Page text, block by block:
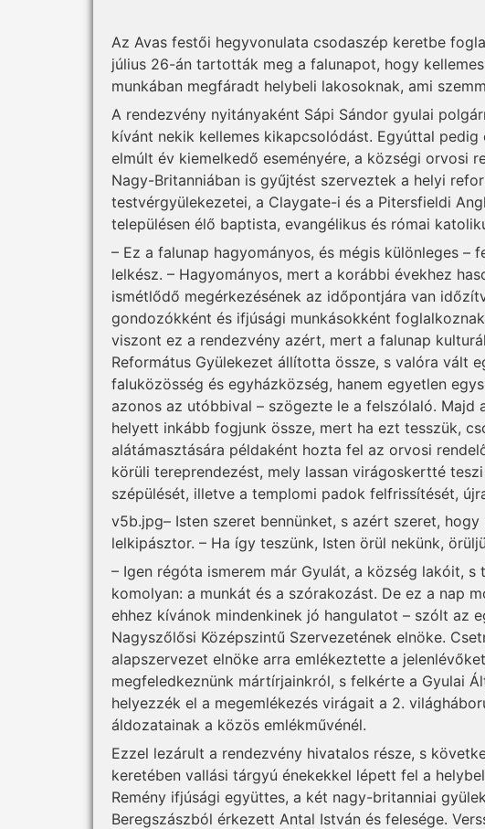
Az Avas festői hegyvonulata csodaszép keretbe
július 26-án tartották meg a falunapot, hogy
munkában megfáradt helybeli lakosoknak, ami
A rendezvény nyitányaként Sápi Sándor gyulai
kívánt nekik kellemes kikapcsolódást. Egyúttal
elmúlt év kiemelkedő eseményére, a községi orvosi
Nagy-Britanniában is gyűjtést szerveztek a helyi
testvérgyülekezetei, a Claygate-i és a Pitersfieldi
településen élő baptista, evangélikus és római
– Ez a falunap hagyományos, és mégis különleges
lelkész. – Hagyományos, mert a korábbi évekhez
ismétlődő megérkezésének az időpontjára van
gondozókként és ifjúsági munkásokként
viszont ez a rendezvény azért, mert a falunap
Református Gyülekezet állította össze, s valóra vált
faluközösség és egyházközség, hanem egyetlen
azonos az utóbbival – szögezte le a felszólaló.
helyett inkább fogjunk össze, mert ha ezt tesszük,
alátámasztására példaként hozta fel az orvosi
körüli tereprendezést, mely lassan virágoskertté
szépülését, illetve a templomi padok felfrissítését,
v5b.jpg– Isten szeret bennünket, s azért szeret,
lelkipásztor. – Ha így teszünk, Isten örül nekünk,
– Igen régóta ismerem már Gyulát, a község lakóit,
komolyan: a munkát és a szórakozást. De ez a nap
ehhez kívánok mindenkinek jó hangulatot – szólt az
Nagyszőlősi Középszintű Szervezetének elnöke.
alapszervezet elnöke arra emlékeztette a
megfeledkeznünk mártírjainkról, s felkérte a Gyulai
helyezzék el a megemlékezés virágait a 2.
áldozatainak a közös emlékművénél.
Ezzel lezárult a rendezvény hivatalos része, s
keretében vallási tárgyú énekekkel lépett fel a
Remény ifjúsági együttes, a két nagy-britanniai
Beregszászból érkezett Antal István és felesége.